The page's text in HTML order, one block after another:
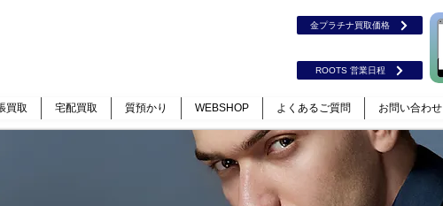
金プラチナ買取価格
ROOTS 営業日程
買取 宅配買取 質預かり WEBSHOP よくあるご質問 お問い合わせ